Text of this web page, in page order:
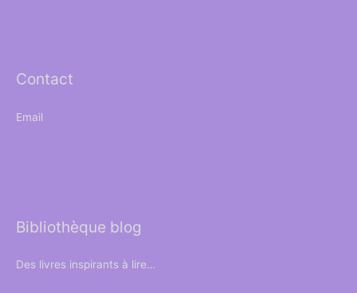
Contact
Email
Bibliothèque blog
Des livres inspirants à lire…